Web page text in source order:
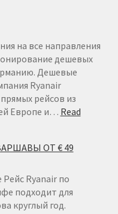
на все направления
дешевых
Дешевые
Ryanair
рейсов из
Европе и… Read
ОТ € 49
Ryanair по
подходит для
круглый год.